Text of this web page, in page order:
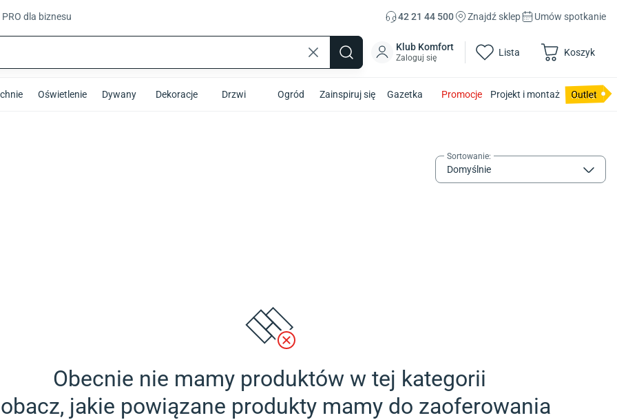
dla biznesu 42 21 44 500 Znajdź sklep Umów spotkanie
Klub Komfort
Zaloguj się Lista Koszyk
Oświetlenie Dywany Dekoracje Drzwi Ogród Zainspiruj się Gazetka Promocje Projekt i montaż
Sortowanie:
Domyślnie
Obecnie nie mamy produktów w tej kategorii
jakie powiązane produkty mamy do zaoferowania